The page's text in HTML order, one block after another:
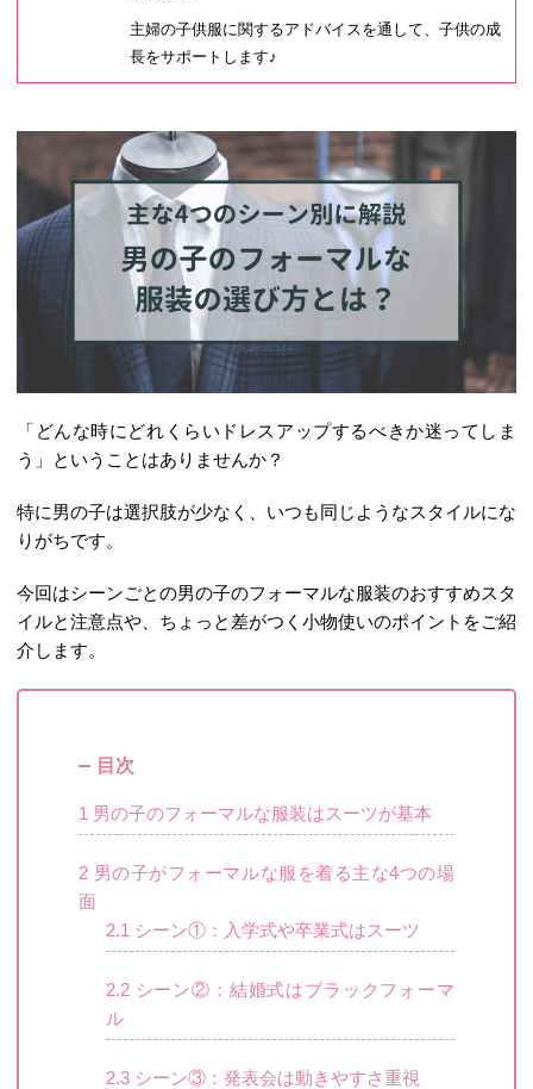
主婦の子供服に関するアドバイスを通して、子供の成
長をサポートします♪
「どんな時にどれくらいドレスアップするべきか迷ってしま
う」ということはありませんか？
特に男の子は選択肢が少なく、いつも同じようなスタイルにな
りがちです。
今回はシーンごとの男の子のフォーマルな服装のおすすめスタ
イルと注意点や、ちょっと差がつく小物使いのポイントをご紹
介します。
目次
1 男の子のフォーマルな服装はスーツが基本
2 男の子がフォーマルな服を着る主な4つの場
面
2.1 シーン①：入学式や卒業式はスーツ
2.2シーン②：結婚式はブラックフォーマ
ル
2.3シーン③：発表会は動きやすさ重視